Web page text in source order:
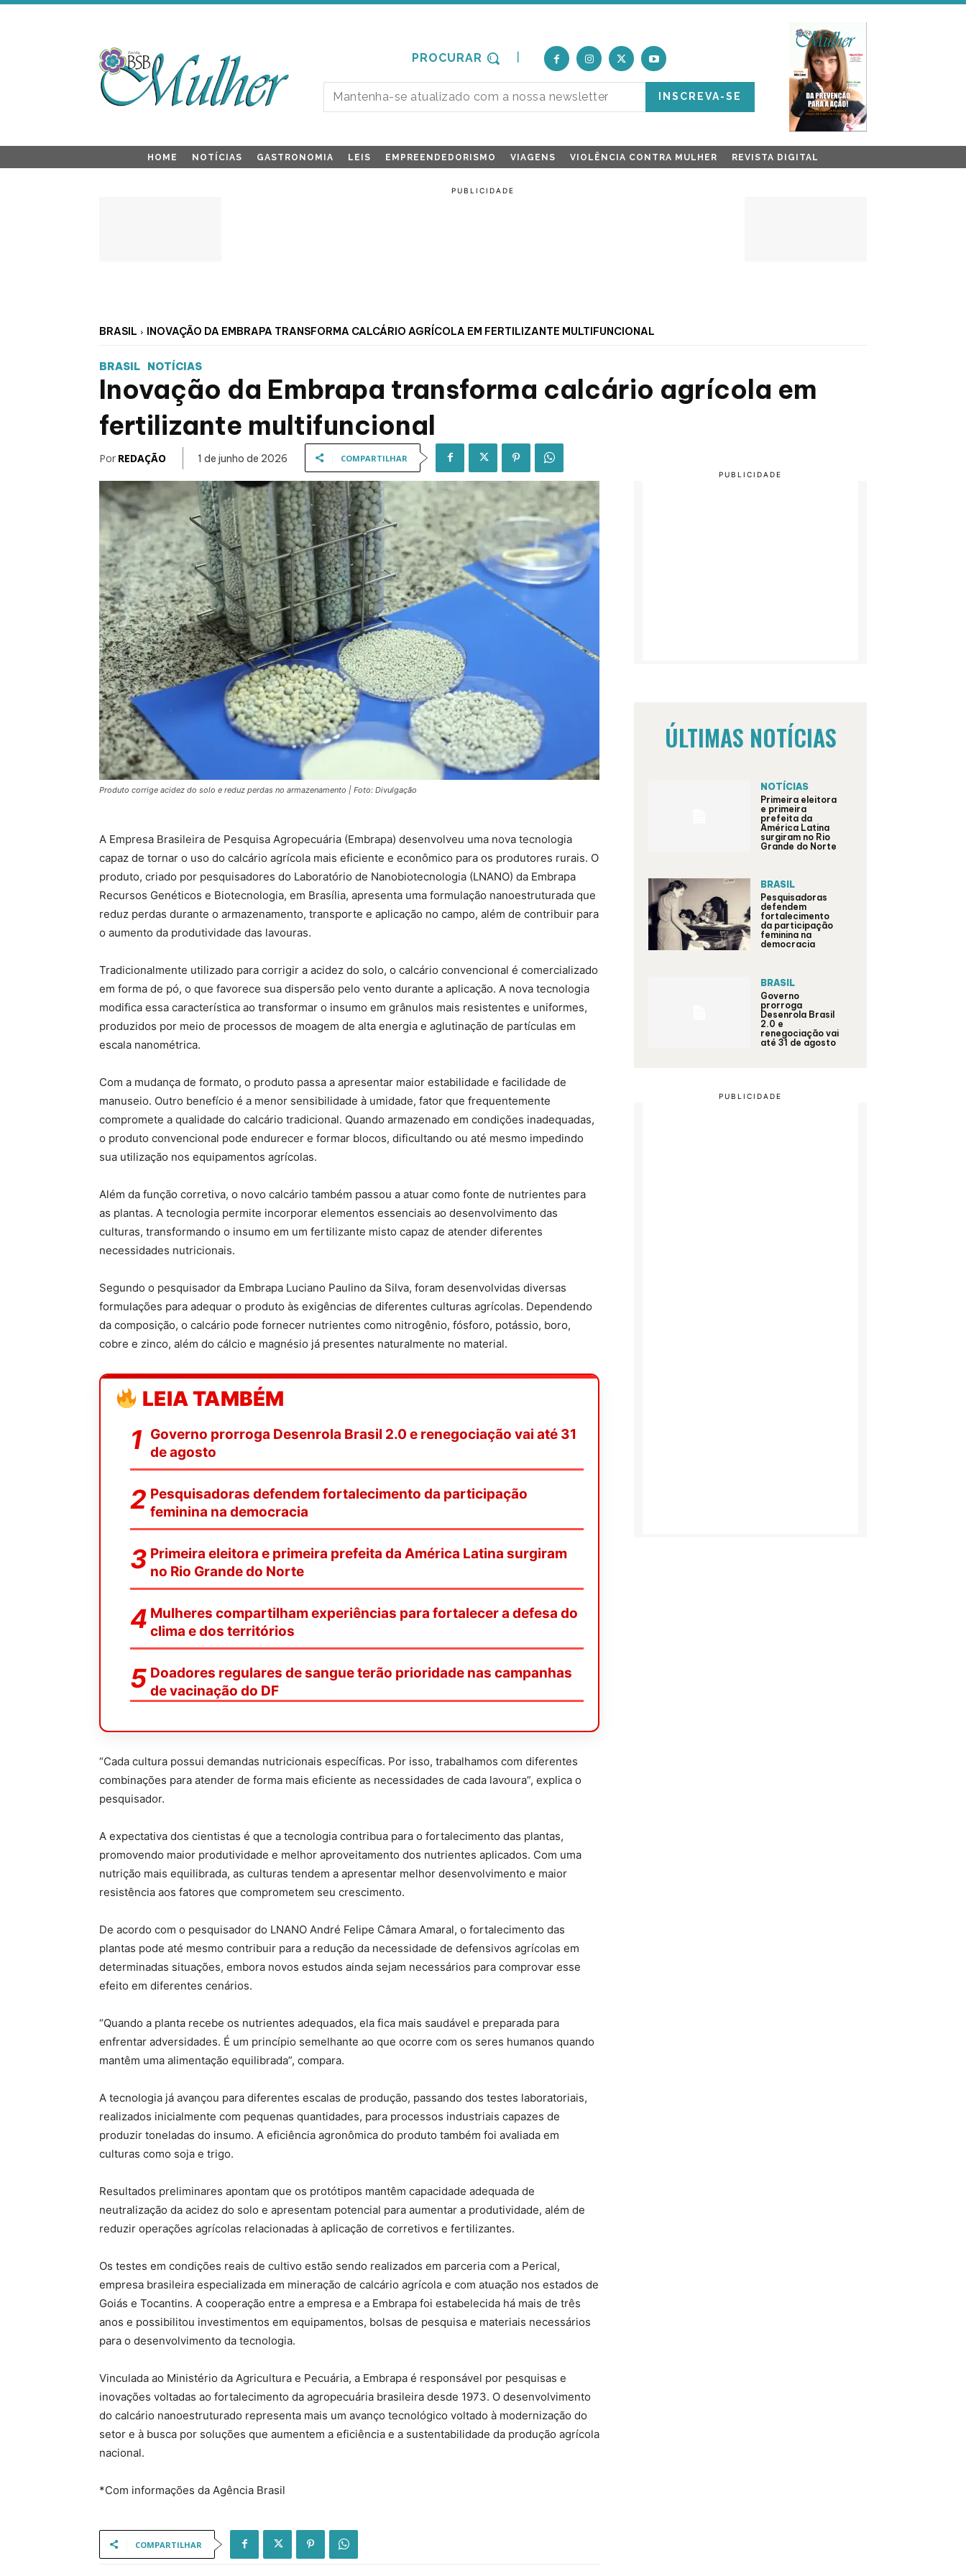
PROCURAR
INSCREVA-SE
HOME NOTÍCIAS GASTRONOMIA LEIS EMPREENDEDORISMO VIAGENS VIOLÊNCIA CONTRA MULHER REVISTA DIGITAL
BRASIL INOVAÇÃO DA EMBRAPA TRANSFORMA CALCÁRIO AGRÍCOLA EM FERTILIZANTE MULTIFUNCIONAL
BRASIL NOTÍCIAS
Inovação da Embrapa transforma calcário agrícola em
fertilizante multifuncional
Por REDAÇÃO 1 de junho de 2026 COMPARTILHAR
Produto corrige acidez do solo e reduz perdas no armazenamento | Foto: Divulgação
A Empresa Brasileira de Pesquisa Agropecuária (Embrapa) desenvolveu uma nova tecnologia
capaz de tornar o uso do calcário agrícola mais eficiente e econômico para os produtores rurais. O
produto, criado por pesquisadores do Laboratório de Nanobiotecnologia (LNANO) da Embrapa
Recursos Genéticos e Biotecnologia, em Brasília, apresenta uma formulação nanoestruturada que
reduz perdas durante o armazenamento, transporte e aplicação no campo, além de contribuir para
o aumento da produtividade das lavouras.
Tradicionalmente utilizado para corrigir a acidez do solo, o calcário convencional é comercializado
em forma de pó, o que favorece sua dispersão pelo vento durante a aplicação. A nova tecnologia
modifica essa característica ao transformar o insumo em grânulos mais resistentes e uniformes,
produzidos por meio de processos de moagem de alta energia e aglutinação de partículas em
escala nanométrica.
Com a mudança de formato, o produto passa a apresentar maior estabilidade e facilidade de
manuseio. Outro benefício é a menor sensibilidade à umidade, fator que frequentemente
compromete a qualidade do calcário tradicional. Quando armazenado em condições inadequadas,
o produto convencional pode endurecer e formar blocos, dificultando ou até mesmo impedindo
sua utilização nos equipamentos agrícolas.
Além da função corretiva, o novo calcário também passou a atuar como fonte de nutrientes para
as plantas. A tecnologia permite incorporar elementos essenciais ao desenvolvimento das
culturas, transformando o insumo em um fertilizante misto capaz de atender diferentes
necessidades nutricionais.
Segundo o pesquisador da Embrapa Luciano Paulino da Silva, foram desenvolvidas diversas
formulações para adequar o produto às exigências de diferentes culturas agrícolas. Dependendo
da composição, o calcário pode fornecer nutrientes como nitrogênio, fósforo, potássio, boro,
cobre e zinco, além do cálcio e magnésio já presentes naturalmente no material.
LEIA TAMBÉM
Governo prorroga Desenrola Brasil 2.0 e renegociação vai até 31
de agosto
Pesquisadoras defendem fortalecimento da participação
feminina na democracia
Primeira eleitora e primeira prefeita da América Latina surgiram
no Rio Grande do Norte
Mulheres compartilham experiências para fortalecer a defesa do
clima e dos territórios
Doadores regulares de sangue terão prioridade nas campanhas
de vacinação do DF
“Cada cultura possui demandas nutricionais específicas. Por isso, trabalhamos com diferentes
combinações para atender de forma mais eficiente as necessidades de cada lavoura”, explica o
pesquisador.
A expectativa dos cientistas é que a tecnologia contribua para o fortalecimento das plantas,
promovendo maior produtividade e melhor aproveitamento dos nutrientes aplicados. Com uma
nutrição mais equilibrada, as culturas tendem a apresentar melhor desenvolvimento e maior
resistência aos fatores que comprometem seu crescimento.
De acordo com o pesquisador do LNANO André Felipe Câmara Amaral, o fortalecimento das
plantas pode até mesmo contribuir para a redução da necessidade de defensivos agrícolas em
determinadas situações, embora novos estudos ainda sejam necessários para comprovar esse
efeito em diferentes cenários.
“Quando a planta recebe os nutrientes adequados, ela fica mais saudável e preparada para
enfrentar adversidades. É um princípio semelhante ao que ocorre com os seres humanos quando
mantêm uma alimentação equilibrada”, compara.
A tecnologia já avançou para diferentes escalas de produção, passando dos testes laboratoriais,
realizados inicialmente com pequenas quantidades, para processos industriais capazes de
produzir toneladas do insumo. A eficiência agronômica do produto também foi avaliada em
culturas como soja e trigo.
Resultados preliminares apontam que os protótipos mantêm capacidade adequada de
neutralização da acidez do solo e apresentam potencial para aumentar a produtividade, além de
reduzir operações agrícolas relacionadas à aplicação de corretivos e fertilizantes.
Os testes em condições reais de cultivo estão sendo realizados em parceria com a Perical,
empresa brasileira especializada em mineração de calcário agrícola e com atuação nos estados de
Goiás e Tocantins. A cooperação entre a empresa e a Embrapa foi estabelecida há mais de três
anos e possibilitou investimentos em equipamentos, bolsas de pesquisa e materiais necessários
para o desenvolvimento da tecnologia.
Vinculada ao Ministério da Agricultura e Pecuária, a Embrapa é responsável por pesquisas e
inovações voltadas ao fortalecimento da agropecuária brasileira desde 1973. O desenvolvimento
do calcário nanoestruturado representa mais um avanço tecnológico voltado à modernização do
setor e à busca por soluções que aumentem a eficiência e a sustentabilidade da produção agrícola
nacional.
*Com informações da Agência Brasil
COMPARTILHAR
ÚLTIMAS NOTÍCIAS
NOTÍCIAS
Primeira eleitora
e primeira
prefeita da
América Latina
surgiram no Rio
Grande do Norte
BRASIL
Pesquisadoras
defendem
fortalecimento
da participação
feminina na
democracia
BRASIL
Governo
prorroga
Desenrola Brasil
2.0 e
renegociação vai
até 31 de agosto